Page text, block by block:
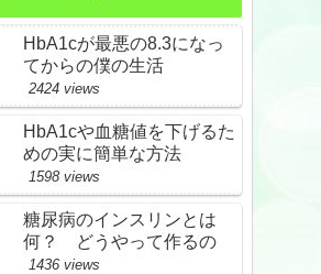
HbA1cが最悪の8.3になっ
てからの僕の生活
2424 views
HbA1cや血糖値を下げるた
めの実に簡単な方法
1598 views
糖尿病のインスリンとは
何？ どうやって作るの
1436 views